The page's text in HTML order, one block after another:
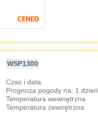
WSP1300
Czas i data
Prognoza pogody na: 1 dzień
Temperatura wewnętrzna
Temperatura zewnętrzna